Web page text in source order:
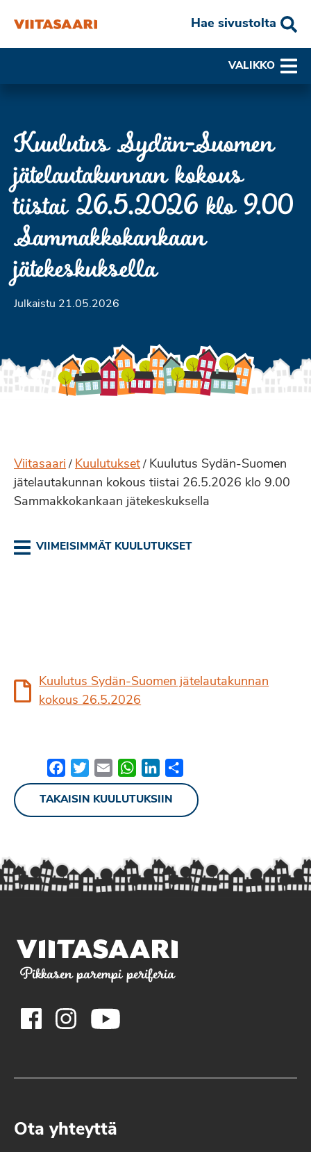
Hae sivustolta
VALIKKO
Kuulutus Sydän-Suomen
jätelautakunnan kokous
tiistai 26.5.2026 klo 9.00
Sammakkokankaan
jätekeskuksella
Julkaistu 21.05.2026
Viitasaari / Kuulutukset / Kuulutus Sydän-Suomen
jätelautakunnan kokous tiistai 26.5.2026 klo 9.00
Sammakkokankaan jätekeskuksella
VIIMEISIMMÄT KUULUTUKSET
Kuulutus Sydän-Suomen jätelautakunnan
kokous 26.5.2026
FacebookTwitterEmail WhatsApp
LinkedIn
TAKAISIN KUULUTUKSIIN
Pikkasen parempi periferia
Ota yhteyttä